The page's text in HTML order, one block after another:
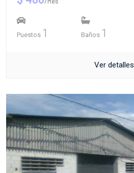
Puestos 1 Baños 1
Ver detalles